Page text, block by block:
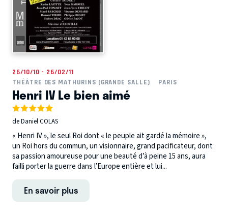
26/10/10 - 26/02/11
THÉÂTRE DES MATHURINS (GRANDE SALLE)
PARIS
Henri IV Le bien aimé
de Daniel COLAS
« Henri IV », le seul Roi dont « le peuple ait gardé la mémoire »,
un Roi hors du commun, un visionnaire, grand pacificateur, dont
sa passion amoureuse pour une beauté d’à peine 15 ans, aura
failli porter la guerre dans l’Europe entière et lui...
En savoir plus